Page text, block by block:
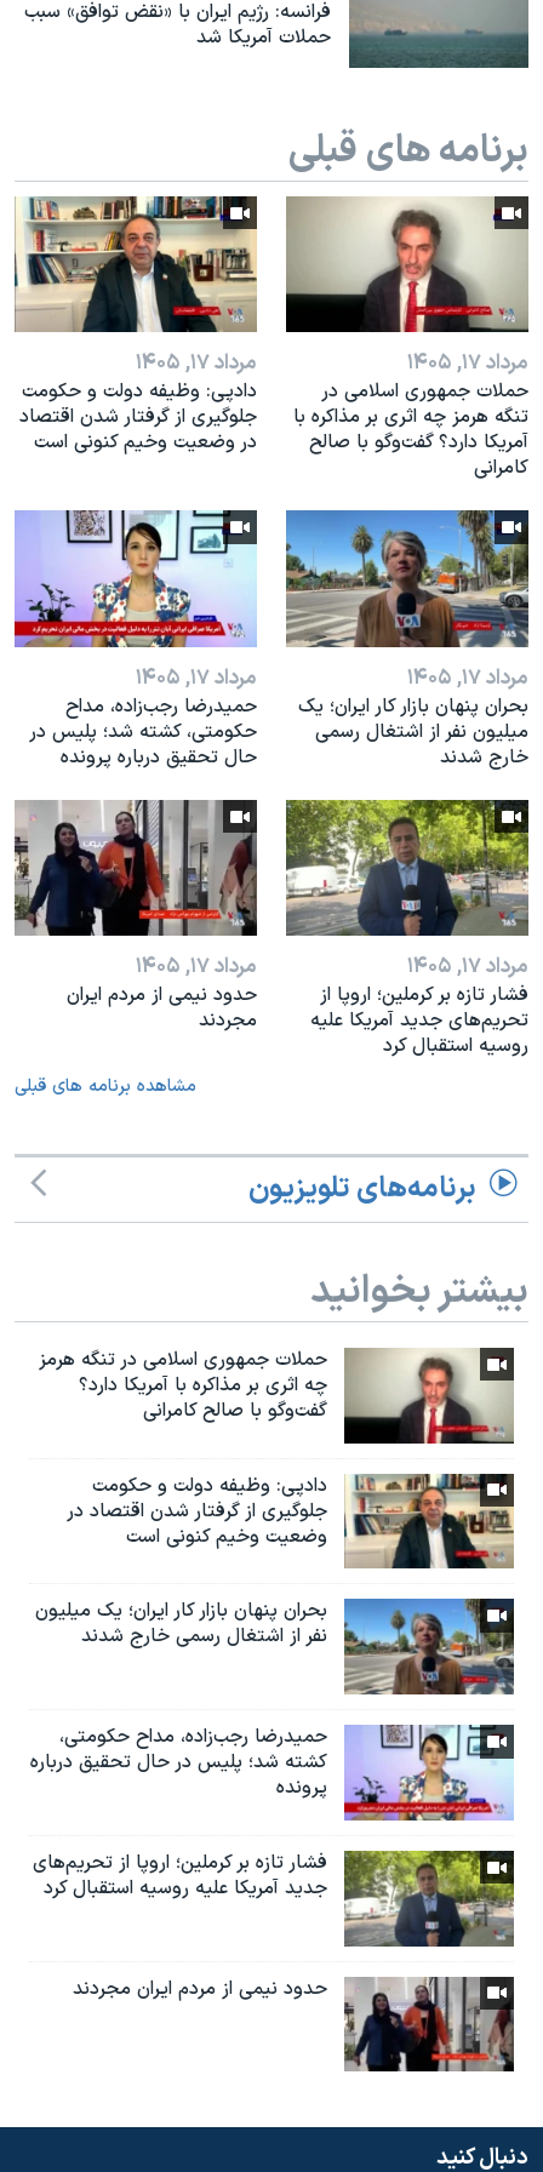
نرگس محمدی برنده جایزه نوبل صلح
صفحه‌های ویژه
سفر پرزیدنت ترامپ به چین
فرانسه: رژیم ایران با «نقض توافق» سبب
حملات آمریکا شد
برنامه های قبلی
مرداد ۱۷, ۱۴۰۵
حملات جمهوری اسلامی در
تنگه هرمز چه اثری بر مذاکره با
آمریکا دارد؟ گفت‌وگو با صالح
کامرانی
مرداد ۱۷, ۱۴۰۵
دادپی: وظیفه دولت و حکومت
جلوگیری از گرفتار شدن اقتصاد
در وضعیت وخیم کنونی است
مرداد ۱۷, ۱۴۰۵
بحران پنهان بازار کار ایران؛ یک
میلیون نفر از اشتغال رسمی
خارج شدند
مرداد ۱۷, ۱۴۰۵
حمیدرضا رجب‌زاده، مداح
حکومتی، کشته شد؛ پلیس در
حال تحقیق درباره پرونده
مرداد ۱۷, ۱۴۰۵
فشار تازه بر کرملین؛ اروپا از
تحریم‌های جدید آمریکا علیه
روسیه استقبال کرد
مرداد ۱۷, ۱۴۰۵
حدود نیمی از مردم ایران
مجردند
مشاهده برنامه های قبلی
برنامه‌های تلویزیون
بیشتر بخوانید
حملات جمهوری اسلامی در تنگه هرمز
چه اثری بر مذاکره با آمریکا دارد؟
گفت‌وگو با صالح کامرانی
دادپی: وظیفه دولت و حکومت
جلوگیری از گرفتار شدن اقتصاد در
وضعیت وخیم کنونی است
بحران پنهان بازار کار ایران؛ یک میلیون
نفر از اشتغال رسمی خارج شدند
حمیدرضا رجب‌زاده، مداح حکومتی،
کشته شد؛ پلیس در حال تحقیق درباره
پرونده
فشار تازه بر کرملین؛ اروپا از تحریم‌های
جدید آمریکا علیه روسیه استقبال کرد
حدود نیمی از مردم ایران مجردند
دنبال کنید